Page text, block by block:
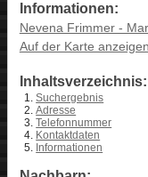
Informationen:
Nevena Frimmer -
Auf der Karte anzeigen
Inhaltsverzeichnis:
Suchergebnis
Adresse
Telefonnummer
Kontaktdaten
Informationen